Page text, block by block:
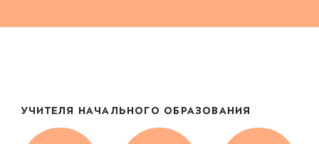
УЧИТЕЛЯ НАЧАЛЬНОГО ОБРАЗОВАНИЯ